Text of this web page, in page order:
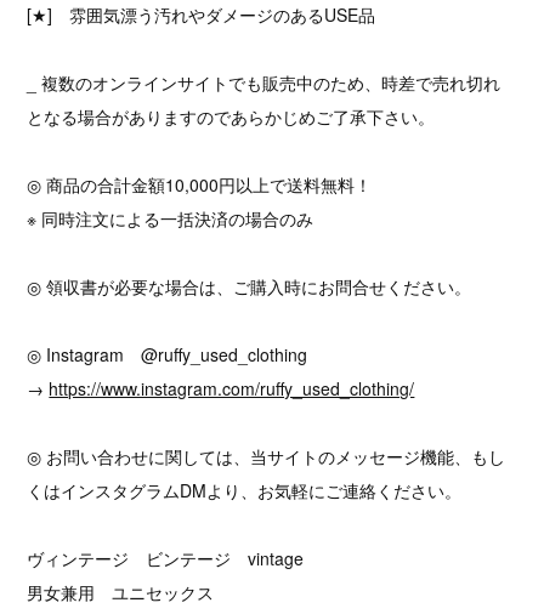
[★] 雰囲気漂う汚れやダメージのあるUSE品
_ 複数のオンラインサイトでも販売中のため、時差で売れ切れ
となる場合がありますのであらかじめご了承下さい。
◎ 商品の合計金額10,000円以上で送料無料！
※ 同時注文による一括決済の場合のみ
◎ 領収書が必要な場合は、ご購入時にお問合せください。
◎ Instagram @ruffy_used_clothing
→ https://www.instagram.com/ruffy_used_clothing/
◎ お問い合わせに関しては、当サイトのメッセージ機能、もし
くはインスタグラムDMより、お気軽にご連絡ください。
ヴィンテージ ビンテージ vintage
男女兼用 ユニセックス